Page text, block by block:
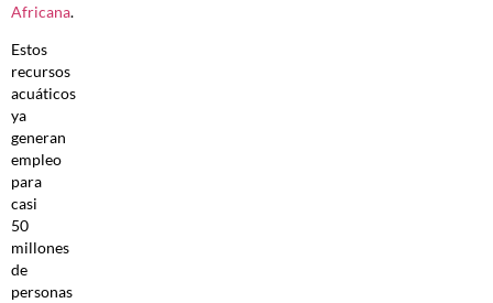
Africana.
Estos
recursos
acuáticos
ya
generan
empleo
para
casi
50
millones
de
personas